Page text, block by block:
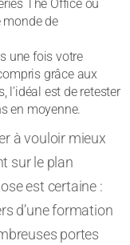
The Office ou
monde de
une fois votre
grâce aux
l’idéal est de retester
en moyenne.
à vouloir mieux
sur le plan
est certaine :
d’une formation
portes